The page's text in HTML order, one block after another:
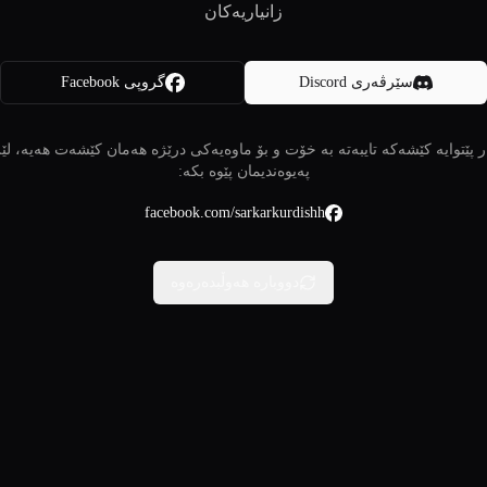
زانیاریەکان
سێرڤەری Discord گروپی Facebook
پێتوایە کێشەکە تایبەتە بە خۆت و بۆ ماوەیەکی درێژە هەمان کێشەت هەیە،
پەیوەندیمان پێوە بکە:
facebook.com/sarkarkurdishh